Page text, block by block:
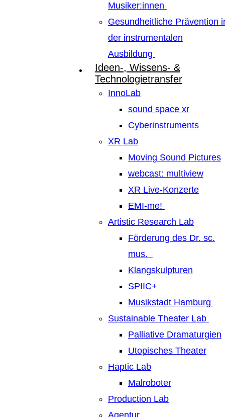
Musiker:innen
Gesundheitliche Prävention
der instrumentalen
Ausbildung
Ideen-, Wissens- &
Technologietransfer
InnoLab
sound space xr
Cyberinstruments
XR Lab
Moving Sound Pictures
webcast: multiview
XR Live-Konzerte
EMI-me!
Artistic Research Lab
Förderung des Dr. sc.
mus.
Klangskulpturen
SPIIC+
Musikstadt Hamburg
Sustainable Theater Lab
Palliative Dramaturgien
Utopisches Theater
Haptic Lab
Malroboter
Production Lab
Agentur